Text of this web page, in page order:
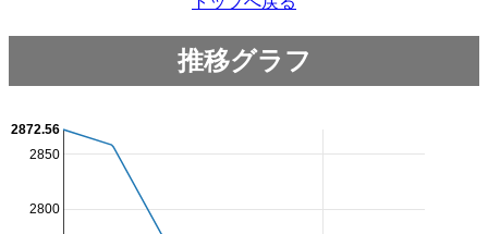
推移グラフ
2800
2850
2872.56